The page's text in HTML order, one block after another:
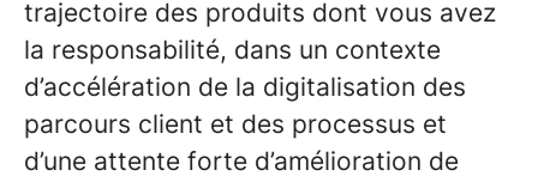
trajectoire des produits dont vous avez
la responsabilité, dans un contexte
d’accélération de la digitalisation des
parcours client et des processus et
d’une attente forte d’amélioration de